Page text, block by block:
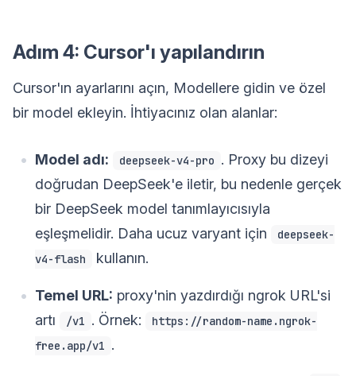
Adım 4: Cursor'ı yapılandırın
Cursor'ın ayarlarını açın, Modellere gidin ve özel
bir model ekleyin. İhtiyacınız olan alanlar:
Model adı: deepseek-v4-pro . Proxy bu dizeyi
doğrudan DeepSeek'e iletir, bu nedenle gerçek
bir DeepSeek model tanımlayıcısıyla
eşleşmelidir. Daha ucuz varyant için
deepseek-
v4-flash
kullanın.
Temel URL: proxy'nin yazdırdığı ngrok URL'si
artı
/v1 . Örnek:
https://random-name.ngrok-
free.app/v1 .